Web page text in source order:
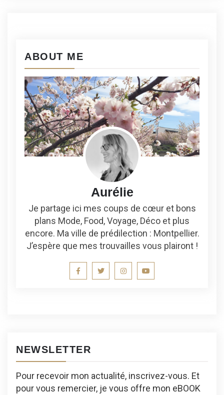
ABOUT ME
Aurélie
Je partage ici mes coups de cœur et bons
plans Mode, Food, Voyage, Déco et plus
encore. Ma ville de prédilection : Montpellier.
J’espère que mes trouvailles vous plairont !
NEWSLETTER
Pour recevoir mon actualité, inscrivez-vous. Et
pour vous remercier, je vous offre mon eBOOK